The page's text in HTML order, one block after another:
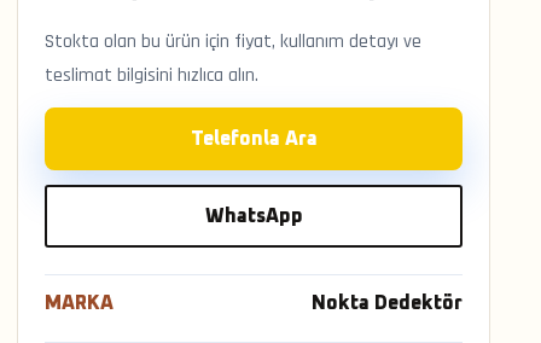
Stokta olan bu ürün için fiyat, kullanım detayı ve
teslimat bilgisini hızlıca alın.
Telefonla Ara
WhatsApp
MARKA Nokta Dedektör